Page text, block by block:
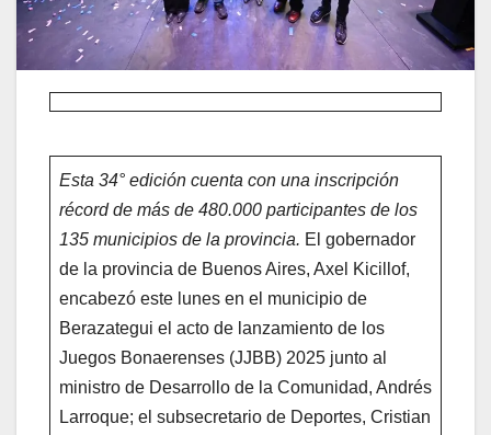
Esta 34° edición cuenta con una inscripción
récord de más de 480.000 participantes de los
135 municipios de la provincia. El gobernador
de la provincia de Buenos Aires, Axel Kicillof,
encabezó este lunes en el municipio de
Berazategui el acto de lanzamiento de los
Juegos Bonaerenses (JJBB) 2025 junto al
ministro de Desarrollo de la Comunidad, Andrés
Larroque; el subsecretario de Deportes, Cristian